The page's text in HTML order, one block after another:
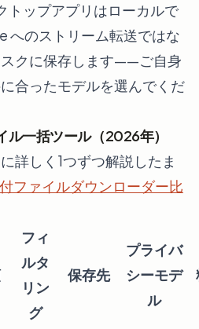
トップアプリはローカルで
へのストリーム転送ではな
クに保存します——ご自身
合ったモデルを選んでくだ
ル一括ツール（2026年）
詳しく1つずつ解説したま
ファイルダウンローダー比
フィ
ルタ
リン
グ
保存先
プライバ
シーモデ
ル